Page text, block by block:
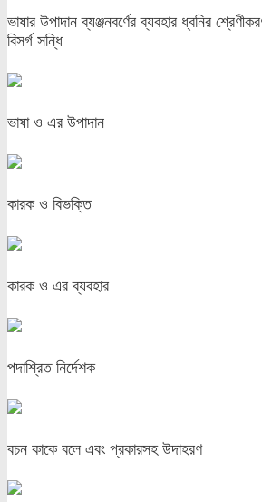
ভাষার উপাদান ব্যঞ্জনবর্ণের ব্যবহার ধ্বনির
বিসর্গ সন্ধি
ভাষা ও এর উপাদান
কারক ও বিভক্তি
কারক ও এর ব্যবহার
পদাশ্রিত নির্দেশক
বচন কাকে বলে এবং প্রকারসহ উদাহরণ